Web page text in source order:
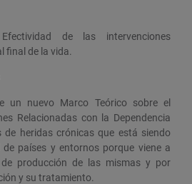
de las intervenciones
final de la vida.
un nuevo Marco Teórico sobre el
Relacionadas con la Dependencia
de heridas crónicas que está siendo
países y entornos porque viene a
producción de las mismas y por
y su tratamiento.